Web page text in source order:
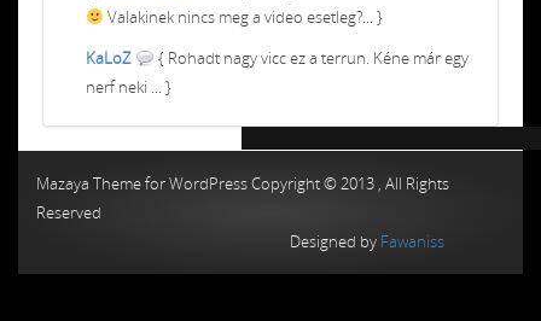
Valakinek nincs meg a video esetleg?... }
KaLoZ
{ Rohadt nagy vicc ez a terrun. Kéne már egy
nerf neki ... }
Mazaya Theme for WordPress Copyright © 2013 , All Rights
Reserved
Designed by Fawaniss